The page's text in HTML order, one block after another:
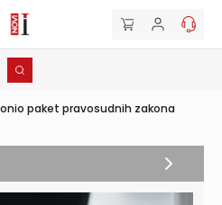
paket pravosudnih zakona